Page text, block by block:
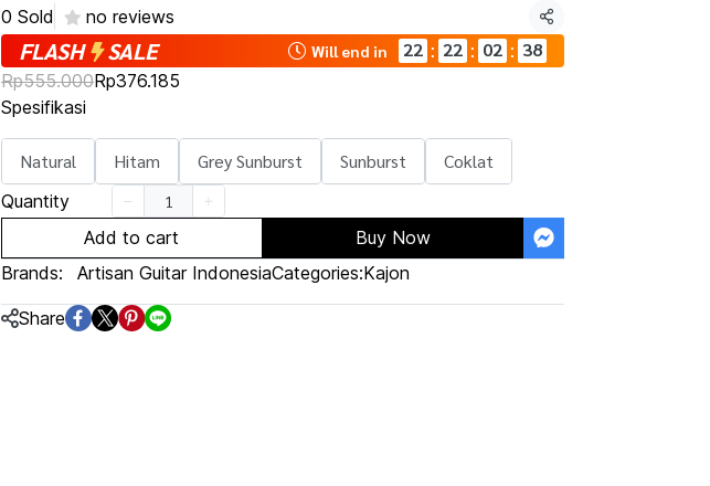
0 Sold no reviews Share
FLASH SALE Will end in 22 : 22 : 02 : 38
Rp555.000Rp376.185
Spesifikasi
Natural Hitam Grey Sunburst Sunburst Coklat
Quantity
Add to cart
Buy Now
Brands:
Artisan Guitar IndonesiaCategories:Kajon
Share